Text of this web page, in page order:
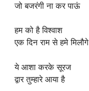
जो बजरंगी ना कर पाऊं
हम को है विश्वाश
एक दिन राम से हमे मिलौगे
ये आशा करके सूरज
द्वार तुम्हारे आया है